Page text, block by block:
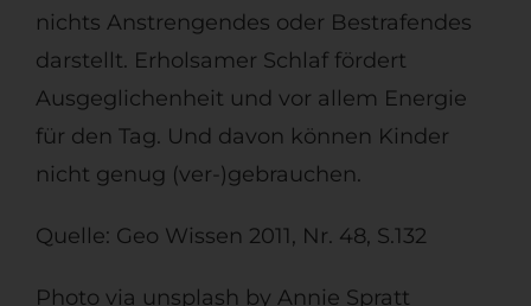
nichts Anstrengendes oder Bestrafendes
darstellt. Erholsamer Schlaf fördert
Ausgeglichenheit und vor allem Energie
für den Tag. Und davon können Kinder
nicht genug (ver-)gebrauchen.
Quelle: Geo Wissen 2011, Nr. 48, S.132
Photo via unsplash by Annie Spratt